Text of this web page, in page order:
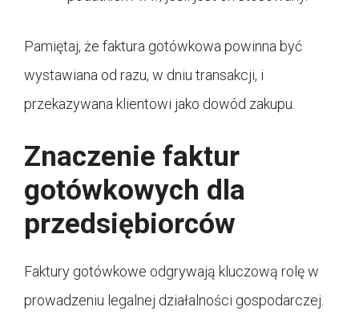
Pamiętaj, że faktura gotówkowa powinna być
wystawiana od razu, w dniu transakcji, i
przekazywana klientowi jako dowód zakupu.
Znaczenie faktur
gotówkowych dla
przedsiębiorców
Faktury gotówkowe odgrywają kluczową rolę w
prowadzeniu legalnej działalności gospodarczej.